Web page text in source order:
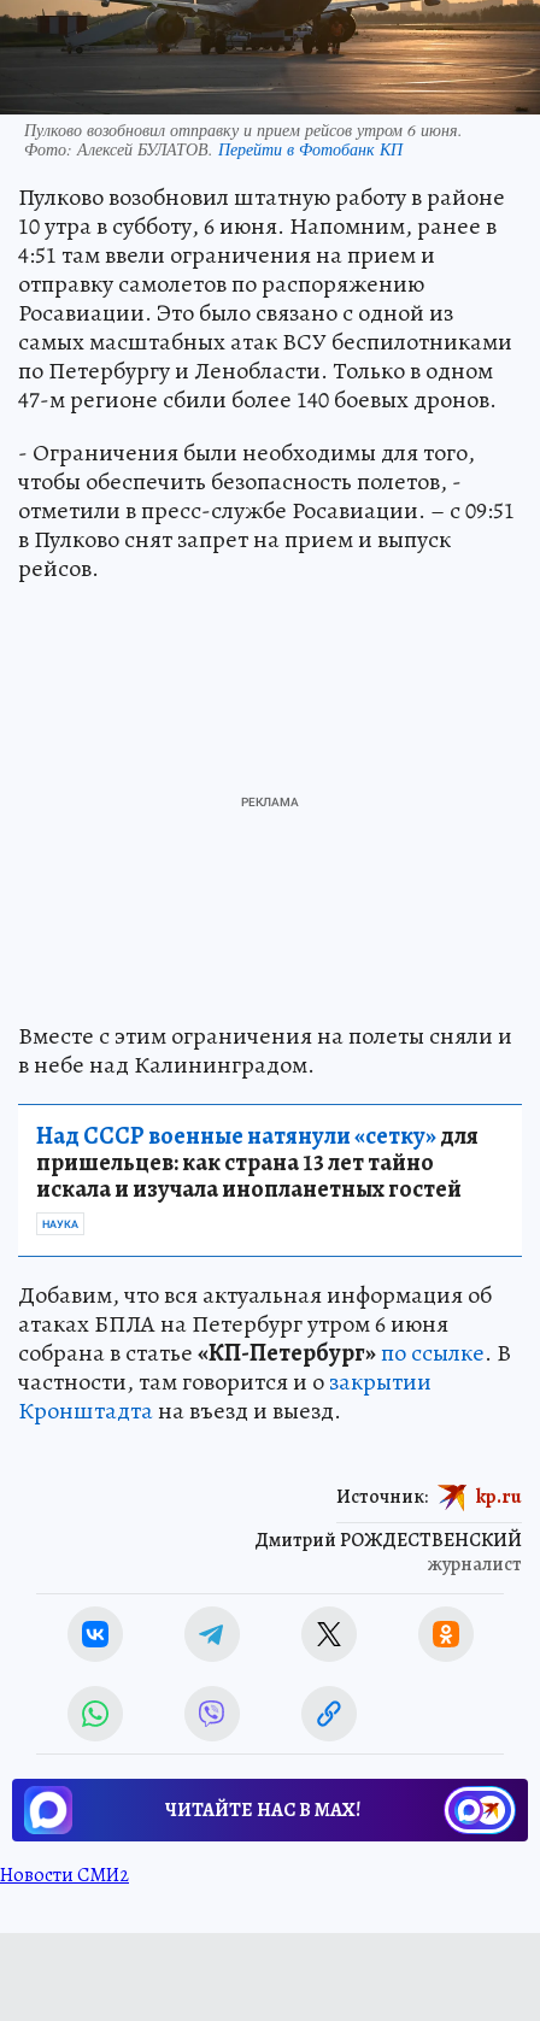
Пулково возобновил отправку и прием рейсов утром 6 июня.
Фото:Алексей БУЛАТОВ. Перейти в Фотобанк КП
Пулково возобновил штатную работу в районе
10 утра в субботу, 6 июня. Напомним, ранее в
4:51 там ввели ограничения на прием и
отправку самолетов по распоряжению
Росавиации. Это было связано с одной из
самых масштабных атак ВСУ беспилотниками
по Петербургу и Ленобласти. Только в одном
47-м регионе сбили более 140 боевых дронов.
- Ограничения были необходимы для того,
чтобы обеспечить безопасность полетов, -
отметили в пресс-службе Росавиации. – с 09:51
в Пулково снят запрет на прием и выпуск
рейсов.
Вместе с этим ограничения на полеты сняли и
в небе над Калининградом.
Над СССР военные натянули «сетку»для
пришельцев: как страна 13 лет тайно
искала и изучала инопланетных гостей
НАУКА
Добавим, что вся актуальная информация об
атаках БПЛА на Петербург утром 6 июня
собрана в статье«КП-Петербург»по ссылке. В
частности, там говорится и озакрытии
Кронштадтана въезд и выезд.
Дмитрий РОЖДЕСТВЕНСКИЙ
журналист
Источник: kp.ru
ЧИТАЙТЕ НАС В МАХ!
Новости СМИ2